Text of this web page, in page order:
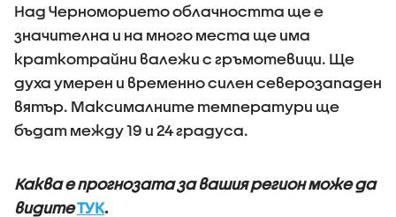
Над Черноморието облачността ще е
значителна и на много места ще има
краткотрайни валежи с гръмотевици. Ще
духа умерен и временно силен северозападен
вятър. Максималните температури ще
бъдат между 19 и 24 градуса.
Каква е прогнозата за вашия регион може да
видитеТУК.